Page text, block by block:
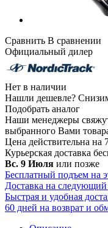
Сравнить В сравнении
Официальный дилер
Нет в наличии
Нашли дешевле?
Подобрать аналог
Наши менеджеры
выбранного Вами
Цена действительна на
Курьерская доставка
Вс. 9 Июля или позже
Бесплатный подъем на
Доставка на следующий
Быстрая и удобная
60 дней на возврат и